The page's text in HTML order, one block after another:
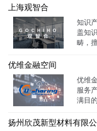
上海观智合
知识
盖知
畴，
借高
化的
利、
优维金融空间
优维
服务
满目
量达
扬州欣茂新型材料有限